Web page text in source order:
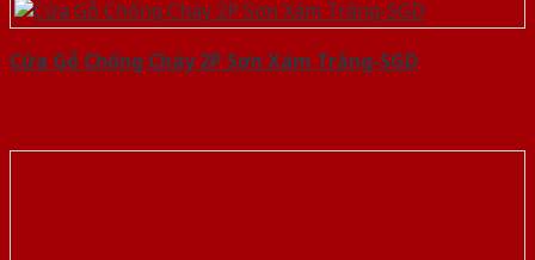
Cửa Gỗ Chống Cháy 2P Sơn Xám Trắng-SGD